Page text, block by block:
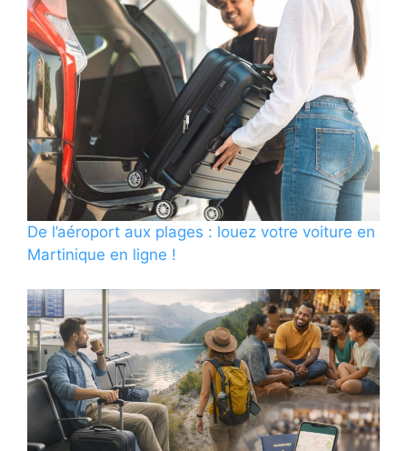
De l’aéroport aux plages : louez votre voiture en
Martinique en ligne !